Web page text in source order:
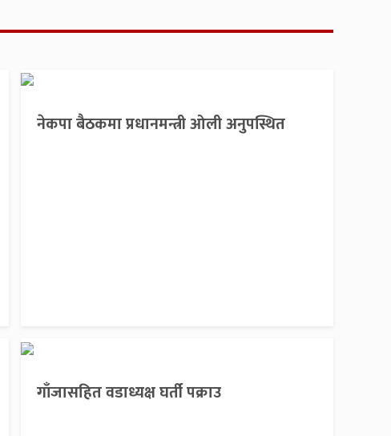
नेकपा बैठकमा प्रधानमन्त्री ओली अनुपस्थित
गाँजासहित वडाध्यक्ष घर्ती पक्राउ